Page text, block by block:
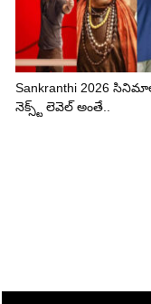
Sankranthi 2026
నెక్స్ట్ లెవెల్ అంతే..